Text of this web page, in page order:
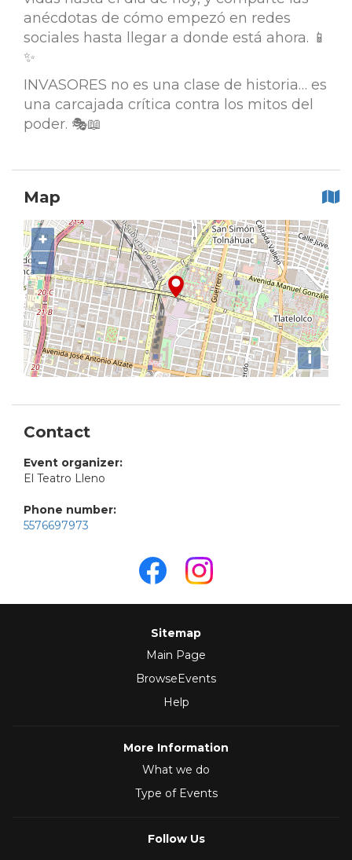
anécdotas de cómo empezó en redes
sociales hasta llegar a donde está ahora. 📱
✨
INVASORES no es una clase de historia… es
una carcajada crítica contra los mitos del
poder. 🎭📖
Map
+
−
i
Contact
Event organizer:
El Teatro Lleno
Phone number:
5576697973
Sitemap
Main Page
BrowseEvents
Help
More Information
What we do
Type of Events
Follow Us